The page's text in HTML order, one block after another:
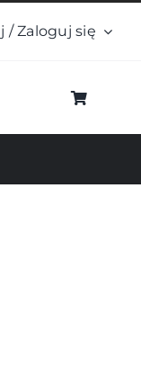
/ Zaloguj się